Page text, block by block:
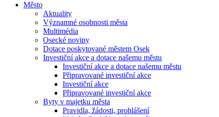
Město
Aktuality
Významné osobnosti města
Multimédia
Osecké noviny
Dotace poskytované městem Osek
Investiční akce a dotace našemu městu
Investiční akce a dotace našemu městu
Připravované investiční akce
Investiční akce
Připravované investiční akce
Byty v majetku města
Pravidla, žádosti, prohlášení